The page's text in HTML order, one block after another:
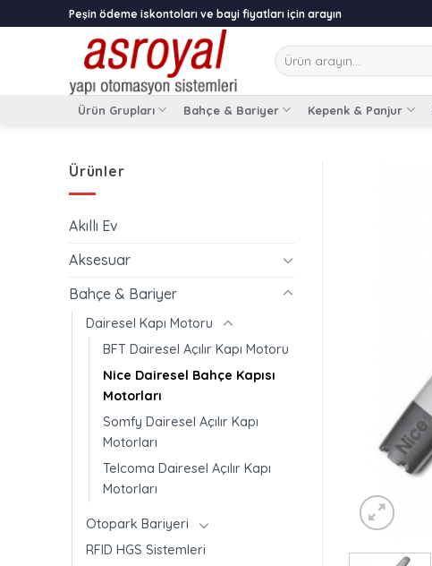
to
Peşin ödeme iskontoları ve bayi fiyatları için arayın
Ara:
Ürün Grupları Bahçe & Bariyer Kepenk & Panjur
Ürünler
Akıllı Ev
Aksesuar
Bahçe & Bariyer
Dairesel Kapı Motoru
BFT Dairesel Açılır Kapı Motoru
Nice Dairesel Bahçe Kapısı
Motorları
Somfy Dairesel Açılır Kapı
Motorları
Telcoma Dairesel Açılır Kapı
Motorları
Otopark Bariyeri
RFID HGS Sistemleri